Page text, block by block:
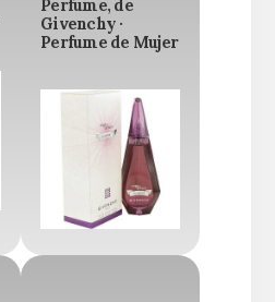
Perfume, de
Givenchy ·
Perfume de Mujer